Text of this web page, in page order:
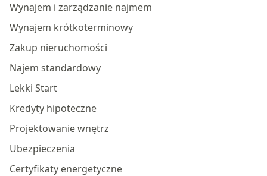
Wynajem i zarządzanie najmem
Wynajem krótkoterminowy
Zakup nieruchomości
Najem standardowy
Lekki Start
Kredyty hipoteczne
Projektowanie wnętrz
Ubezpieczenia
Certyfikaty energetyczne